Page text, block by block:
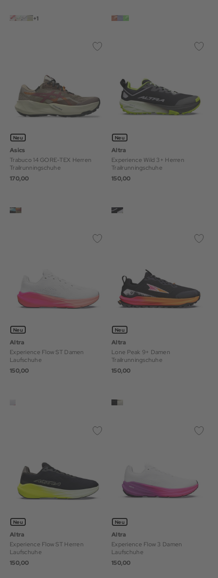
+1
Neu
Asics
Trabuco 14 GORE-TEX Herren
Trailrunningschuhe
170,00
Neu
Altra
Experience Wild 3+ Herren
Trailrunningschuhe
150,00
Neu
Altra
Experience Flow ST Damen
Laufschuhe
150,00
Neu
Altra
Lone Peak 9+ Damen
Trailrunningschuhe
150,00
Neu
Altra
Experience Flow ST Herren
Laufschuhe
150,00
Neu
Altra
Experience Flow 3 Damen
Laufschuhe
150,00